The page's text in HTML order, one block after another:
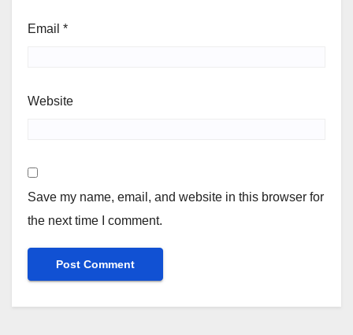
Email *
Website
Save my name, email, and website in this browser for
the next time I comment.